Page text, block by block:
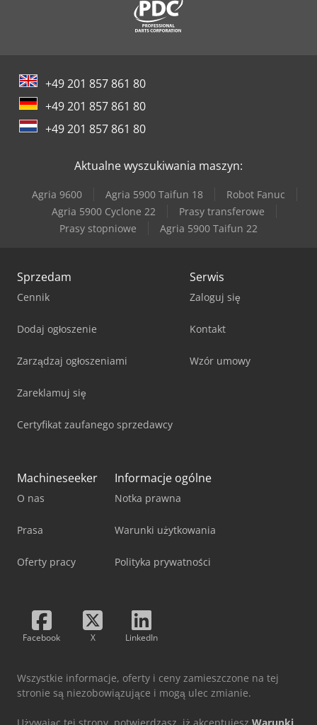
+49 201 857 861 80
+49 201 857 861 80
+49 201 857 861 80
Aktualne wyszukiwania maszyn:
Agria 9600 Agria 5900 Taifun 18
Robot Fanuc
Agria 5900 Cyclone 22
Prasy transferowe
Prasy stopniowe
Agria 5900 Taifun 22
Sprzedam
Cennik
Dodaj ogłoszenie
Zarządzaj ogłoszeniami
Zareklamuj się
Certyfikat zaufanego sprzedawcy
Serwis
Zaloguj się
Kontakt
Wzór umowy
Machineseeker
O nas
Prasa
Oferty pracy
Informacje ogólne
Notka prawna
Warunki użytkowania
Polityka prywatności
Facebook X LinkedIn
Wszystkie informacje, oferty i ceny zamieszczone na tej
stronie są niezobowiązujące i mogą ulec zmianie.